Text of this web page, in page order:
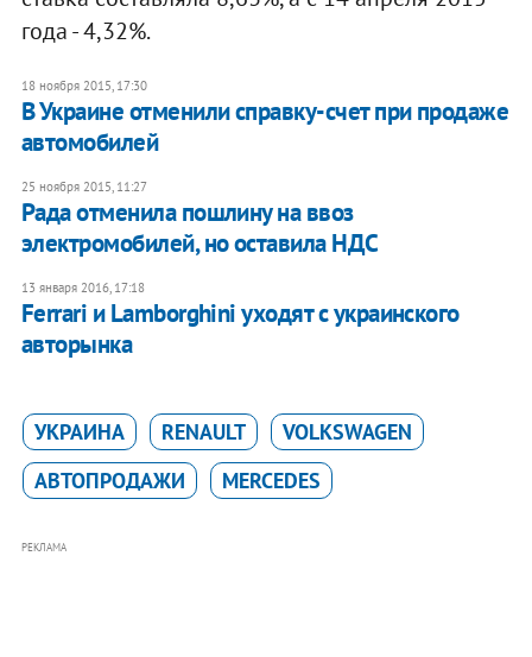
года - 4,32%.
18 ноября 2015, 17:30
В Украине отменили справку-счет при продаже
автомобилей
25 ноября 2015, 11:27
Рада отменила пошлину на ввоз
электромобилей, но оставила НДС
13 января 2016, 17:18
Ferrari и Lamborghini уходят с украинского
авторынка
УКРАИНА RENAULT
VOLKSWAGEN
АВТОПРОДАЖИ
MERCEDES
РЕКЛАМА